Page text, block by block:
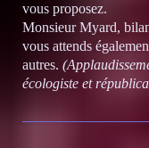
vous proposez.
Monsieur Myard,
vous attends
autres.
écologiste et